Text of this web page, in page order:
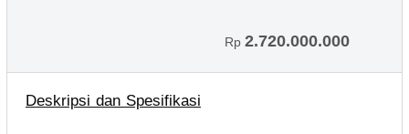
Rp 2.720.000.000
Deskripsi dan Spesifikasi